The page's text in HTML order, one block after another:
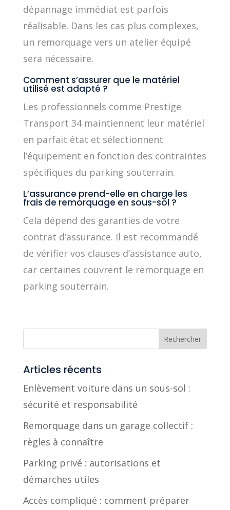
dépannage immédiat est parfois
réalisable. Dans les cas plus complexes,
un remorquage vers un atelier équipé
sera nécessaire.
Comment s’assurer que le matériel
utilisé est adapté ?
Les professionnels comme Prestige
Transport 34 maintiennent leur matériel
en parfait état et sélectionnent
l’équipement en fonction des contraintes
spécifiques du parking souterrain.
L’assurance prend-elle en charge les
frais de remorquage en sous-sol ?
Cela dépend des garanties de votre
contrat d’assurance. Il est recommandé
de vérifier vos clauses d’assistance auto,
car certaines couvrent le remorquage en
parking souterrain.
Rechercher
Articles récents
Enlèvement voiture dans un sous-sol :
sécurité et responsabilité
Remorquage dans un garage collectif :
règles à connaître
Parking privé : autorisations et
démarches utiles
Accès compliqué : comment préparer